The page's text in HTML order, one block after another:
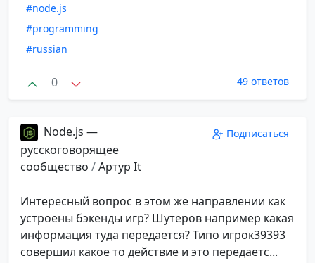
#node.js
#programming
#russian
0 49 ответов
Node.js —
русскоговорящее
сообщество /Aртур It
Подписаться
Интересный вопрос в этом же направлении как
устроены бэкенды игр? Шутеров например какая
информация туда передается? Типо игрок39393
совершил какое то действие и это передаетс...